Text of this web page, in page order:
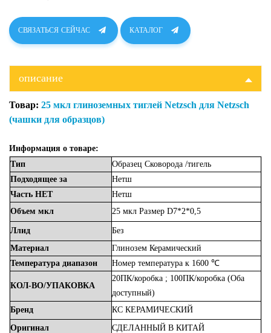
СВЯЗАТЬСЯ СЕЙЧАС КАТАЛОГ
описание
Товар: 25 мкл глиноземных тиглей Netzsch для Netzsch
(чашки для образцов)
Информация о товаре:
Тип
Образец Сковорода /тигель
Подходящее за
Нетш
Часть НЕТ
Нетш
Объем мкл 25 мкл Размер D7*2*0,5
Ллид
Без
Материал
Глинозем Керамический
Температура диапазон Номер температура к 1600 ℃
КОЛ-ВО/УПАКОВКА
20ПК/коробка ; 100ПК/коробка (Оба
доступный)
Бренд
КС КЕРАМИЧЕСКИЙ
Оригинал
СДЕЛАННЫЙ В КИТАЙ